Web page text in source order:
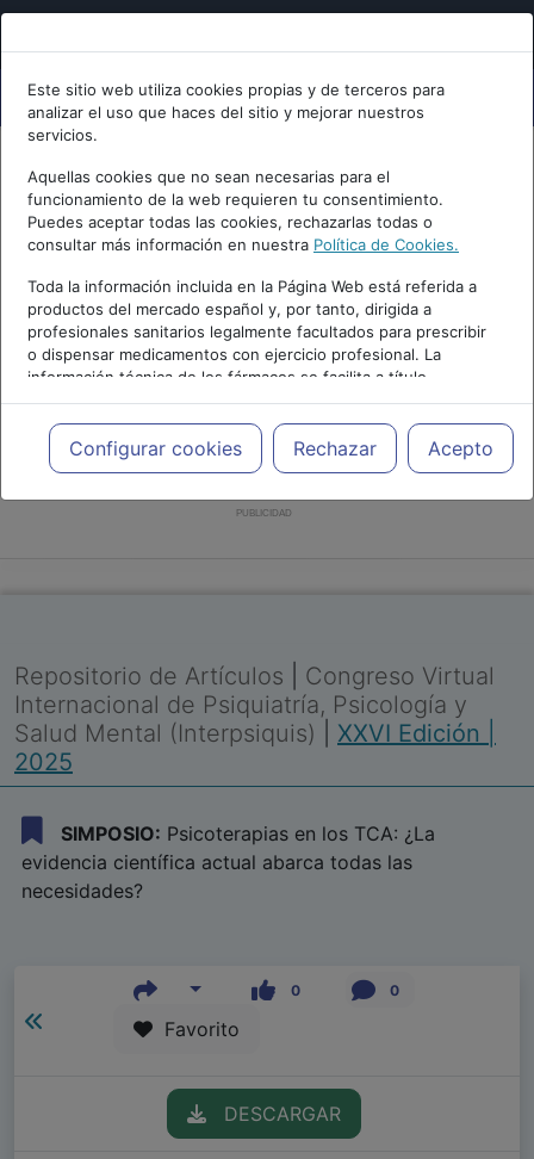
Este sitio web utiliza cookies propias y de terceros para
analizar el uso que haces del sitio y mejorar nuestros
servicios.
Aquellas cookies que no sean necesarias para el
funcionamiento de la web requieren tu consentimiento.
Puedes aceptar todas las cookies, rechazarlas todas o
consultar más información en nuestra Política de Cookies.
Toda la información incluida en la Página Web está referida a
productos del mercado español y, por tanto, dirigida a
profesionales sanitarios legalmente facultados para prescribir
o dispensar medicamentos con ejercicio profesional. La
información técnica de los fármacos se facilita a título
meramente informativo, siendo responsabilidad de los
profesionales facultados prescribir medicamentos y decidir, en
cada caso concreto, el tratamiento más adecuado a las
necesidades del paciente.
Configurar cookies Rechazar Acepto
PUBLICIDAD
Repositorio de Artículos
Congreso Virtual
Internacional de Psiquiatría, Psicología y
Salud Mental (Interpsiquis)
XXVI Edición |
2025
SIMPOSIO: Psicoterapias en los TCA: ¿La
evidencia científica actual abarca todas las
necesidades?
0 0
Favorito
DESCARGAR